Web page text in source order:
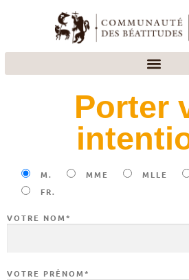
Porter
M. MME MLLE
FR.
VOTRE NOM*
VOTRE PRÉNOM*